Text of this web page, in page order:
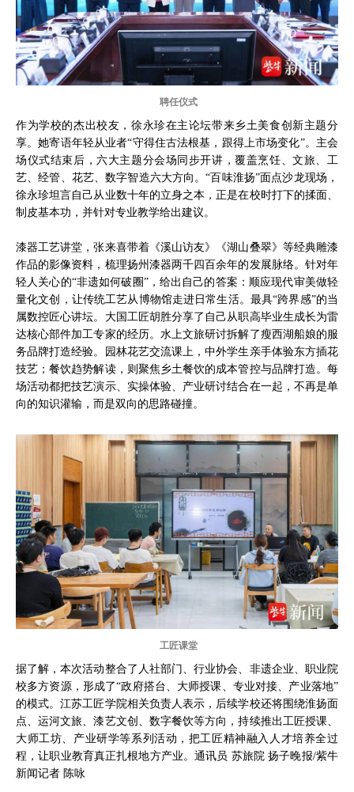
聘任仪式
作为学校的杰出校友，徐永珍在主论坛带来乡土美食创新主题分
享。她寄语年轻从业者“守得住古法根基，跟得上市场变化”。主会
场仪式结束后，六大主题分会场同步开讲，覆盖烹饪、文旅、工
艺、经管、花艺、数字智造六大方向。“百味淮扬”面点沙龙现场，
徐永珍坦言自己从业数十年的立身之本，正是在校时打下的揉面、
制皮基本功，并针对专业教学给出建议。
漆器工艺讲堂，张来喜带着《溪山访友》《湖山叠翠》等经典雕漆
作品的影像资料，梳理扬州漆器两千四百余年的发展脉络。针对年
轻人关心的“非遗如何破圈”，给出自己的答案：顺应现代审美做轻
量化文创，让传统工艺从博物馆走进日常生活。最具“跨界感”的当
属数控匠心讲坛。大国工匠胡胜分享了自己从职高毕业生成长为雷
达核心部件加工专家的经历。水上文旅研讨拆解了瘦西湖船娘的服
务品牌打造经验。园林花艺交流课上，中外学生亲手体验东方插花
技艺；餐饮趋势解读，则聚焦乡土餐饮的成本管控与品牌打造。每
场活动都把技艺演示、实操体验、产业研讨结合在一起，不再是单
向的知识灌输，而是双向的思路碰撞。
工匠课堂
据了解，本次活动整合了人社部门、行业协会、非遗企业、职业院
校多方资源，形成了“政府搭台、大师授课、专业对接、产业落地”
的模式。江苏工匠学院相关负责人表示，后续学校还将围绕淮扬面
点、运河文旅、漆艺文创、数字餐饮等方向，持续推出工匠授课、
大师工坊、产业研学等系列活动，把工匠精神融入人才培养全过
程，让职业教育真正扎根地方产业。通讯员 苏旅院 扬子晚报/紫牛
新闻记者 陈咏